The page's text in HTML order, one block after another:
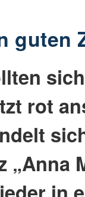
guten
rot
„Anna